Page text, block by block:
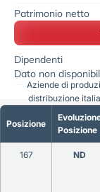
Patrimonio netto
Dipendenti
Dato non
Posizione
Posizione
167 ND
Aziende di
distribuzione